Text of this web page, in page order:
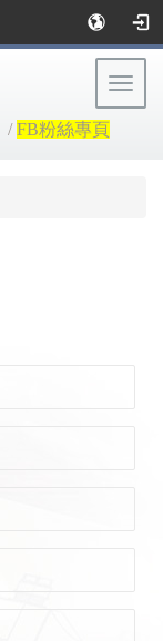
/FB粉絲專頁